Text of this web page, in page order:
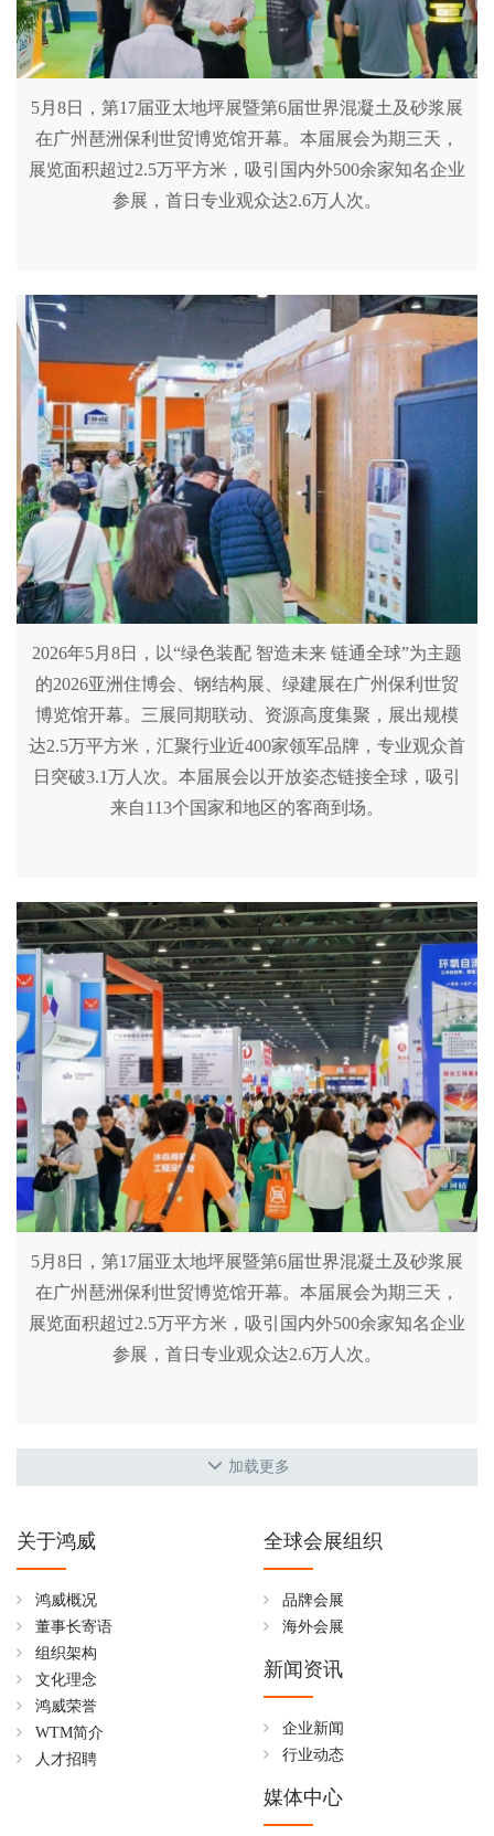
5月8日，第17届亚太地坪展暨第6届世界混凝土及砂浆展
在广州琶洲保利世贸博览馆开幕。本届展会为期三天，
展览面积超过2.5万平方米，吸引国内外500余家知名企业
参展，首日专业观众达2.6万人次。
2026年5月8日，以“绿色装配 智造未来 链通全球”为主题
的2026亚洲住博会、钢结构展、绿建展在广州保利世贸
博览馆开幕。三展同期联动、资源高度集聚，展出规模
达2.5万平方米，汇聚行业近400家领军品牌，专业观众首
日突破3.1万人次。本届展会以开放姿态链接全球，吸引
来自113个国家和地区的客商到场。
5月8日，第17届亚太地坪展暨第6届世界混凝土及砂浆展
在广州琶洲保利世贸博览馆开幕。本届展会为期三天，
展览面积超过2.5万平方米，吸引国内外500余家知名企业
参展，首日专业观众达2.6万人次。
加载更多
关于鸿威
鸿威概况
董事长寄语
组织架构
文化理念
鸿威荣誉
WTM简介
人才招聘
全球会展组织
品牌会展
海外会展
新闻资讯
企业新闻
行业动态
媒体中心